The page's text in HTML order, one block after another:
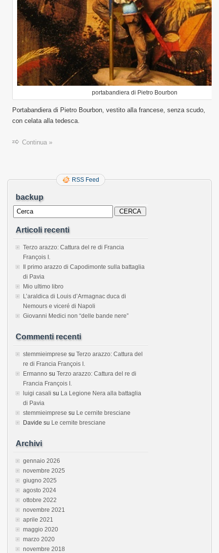
portabandiera di Pietro Bourbon
Portabandiera di Pietro Bourbon, vestito alla francese, senza scudo,
con celata alla tedesca.
Continua »
RSS Feed
backup
Articoli recenti
Terzo arazzo: Cattura del re di Francia
François I.
Il primo arazzo di Capodimonte sulla battaglia
di Pavia
Mio ultimo libro
L’araldica di Louis d’Armagnac duca di
Nemours e viceré di Napoli
Giovanni Medici non “delle bande nere”
Commenti recenti
stemmieimprese su Terzo arazzo: Cattura del
re di Francia François I.
Ermanno su Terzo arazzo: Cattura del re di
Francia François I.
luigi casali su La Legione Nera alla battaglia
di Pavia
stemmieimprese su Le cernite bresciane
Davide su Le cernite bresciane
Archivi
gennaio 2026
novembre 2025
giugno 2025
agosto 2024
ottobre 2022
novembre 2021
aprile 2021
maggio 2020
marzo 2020
novembre 2018